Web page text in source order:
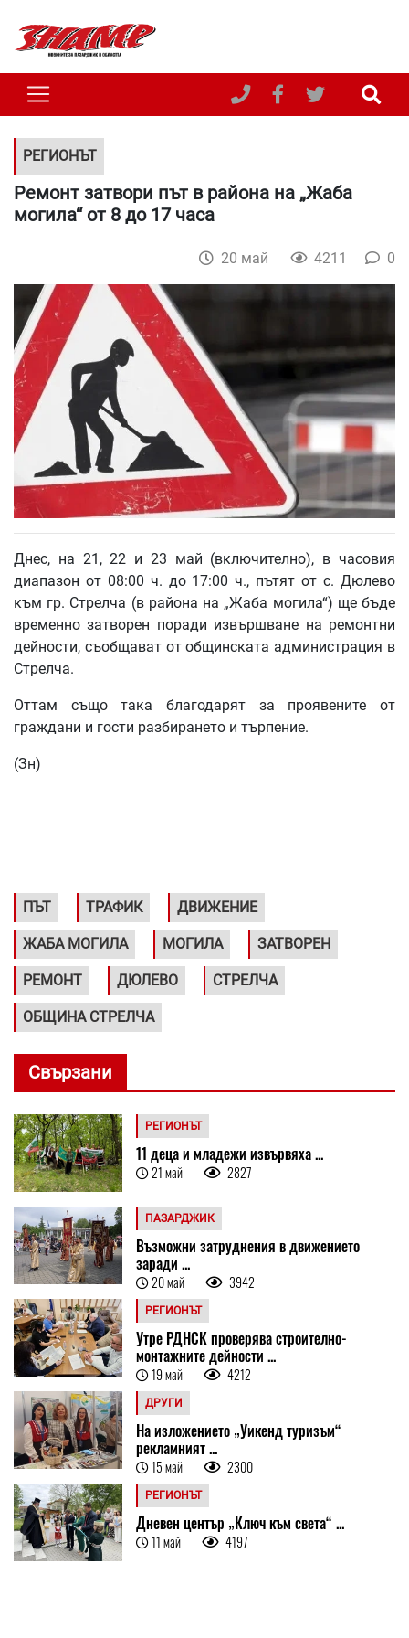
РЕГИОНЪТ
Ремонт затвори път в района на „Жаба
могила“ от 8 до 17 часа
20 май 4211 0
Днес, на 21, 22 и 23 май (включително), в часовия
диапазон от 08:00 ч. до 17:00 ч., пътят от с. Дюлево
към гр. Стрелча (в района на „Жаба могила“) ще бъде
временно затворен поради извършване на ремонтни
дейности, съобщават от общинската администрация в
Стрелча.
Оттам също така благодарят за проявените от
граждани и гости разбирането и търпение.
(Зн)
ПЪТ ТРАФИК ДВИЖЕНИЕ
ЖАБА МОГИЛА МОГИЛА ЗАТВОРЕН
РЕМОНТ ДЮЛЕВО СТРЕЛЧА
ОБЩИНА СТРЕЛЧА
Свързани
РЕГИОНЪТ
11 деца и младежи извървяха ...
21 май 2827
ПАЗАРДЖИК
Възможни затруднения в движението
заради ...
20 май 3942
РЕГИОНЪТ
Утре РДНСК проверява строително-
монтажните дейности ...
19 май 4212
ДРУГИ
На изложението „Уикенд туризъм“
рекламният ...
15 май 2300
РЕГИОНЪТ
Дневен център „Ключ към света“ ...
11 май 4197